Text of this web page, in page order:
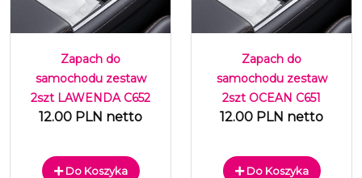
Zapach do
samochodu zestaw
2szt LAWENDA C652
12.00 PLN netto
Do Koszyka
Zapach do
samochodu zestaw
2szt OCEAN C651
12.00 PLN netto
Do Koszyka